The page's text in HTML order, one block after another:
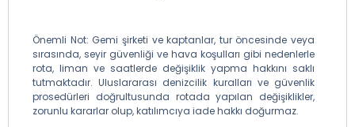
Önemli Not: Gemi şirketi ve kaptanlar, tur öncesinde veya
sırasında, seyir güvenliği ve hava koşulları gibi nedenlerle
rota, liman ve saatlerde değişiklik yapma hakkını saklı
tutmaktadır. Uluslararası denizcilik kuralları ve güvenlik
prosedürleri doğrultusunda rotada yapılan değişiklikler,
zorunlu kararlar olup, katılımcıya iade hakkı doğurmaz.